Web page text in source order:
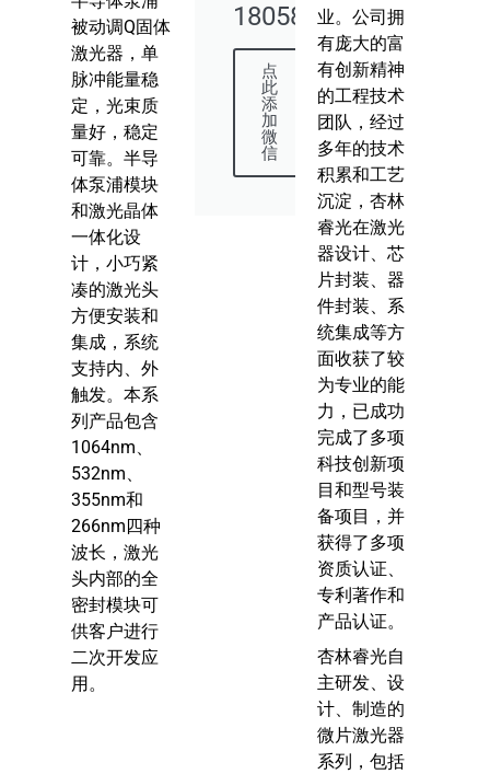
被动调Q固体
激光器，单
脉冲能量稳
定，光束质
量好，稳定
可靠。半导
体泵浦模块
和激光晶体
一体化设
计，小巧紧
凑的激光头
方便安装和
集成，系统
支持内、外
触发。本系
列产品包含
1064nm、
532nm、
355nm和
266nm四种
波长，激光
头内部的全
密封模块可
供客户进行
二次开发应
用。
18058745576
点
此
添
加
微
信
业。公司拥
有庞大的富
有创新精神
的工程技术
团队，经过
多年的技术
积累和工艺
沉淀，杏林
睿光在激光
器设计、芯
片封装、器
件封装、系
统集成等方
面收获了较
为专业的能
力，已成功
完成了多项
科技创新项
目和型号装
备项目，并
获得了多项
资质认证、
专利著作和
产品认证。
杏林睿光自
主研发、设
计、制造的
微片激光器
系列，包括